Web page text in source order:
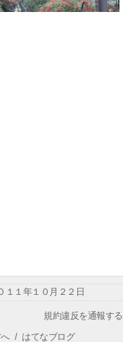
１１年１０月２２日
規約違反を通報する
/ はてなブログ